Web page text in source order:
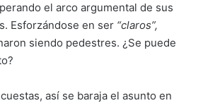
el arco argumental de sus
Esforzándose en ser “claros”,
siendo pedestres. ¿Se puede
así se baraja el asunto en